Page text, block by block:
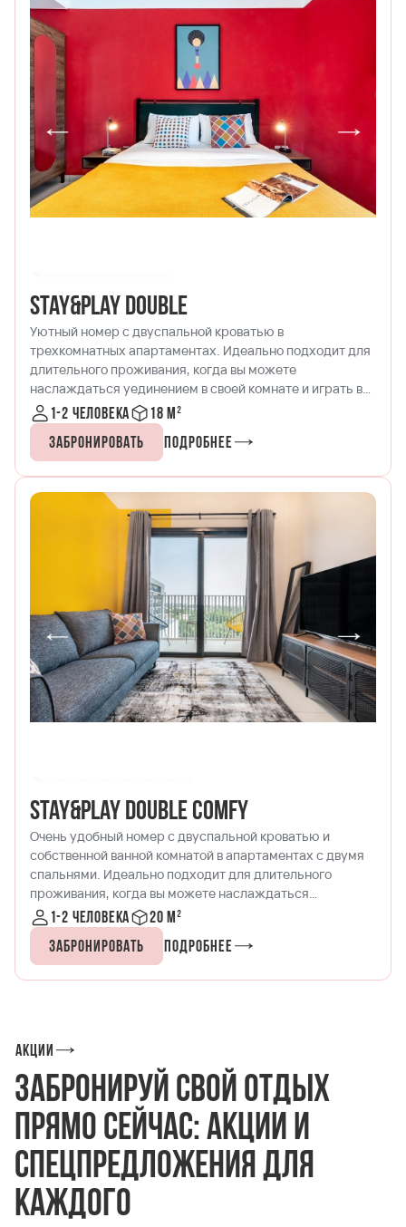
Stay&Play Double
Уютный номер с двуспальной кроватью в
трехкомнатных апартаментах. Идеально подходит для
длительного проживания, когда вы можете
наслаждаться уединением в своей комнате и играть в
PSP с другом в общей гостиной!
1-2 человека
18 м²
Забронировать
Подробнее
Stay&Play Double Comfy
Очень удобный номер с двуспальной кроватью и
собственной ванной комнатой в апартаментах с двумя
спальнями. Идеально подходит для длительного
проживания, когда вы можете наслаждаться
уединением в своей комнате и играть в PSP с другом в
общей гостиной!
1-2 человека
20 м²
Забронировать
Подробнее
Акции
Забронируй свой отдых
прямо сейчас: акции и
спецпредложения для
каждого